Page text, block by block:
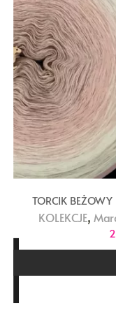
TORCIK
KOLEKCJE,